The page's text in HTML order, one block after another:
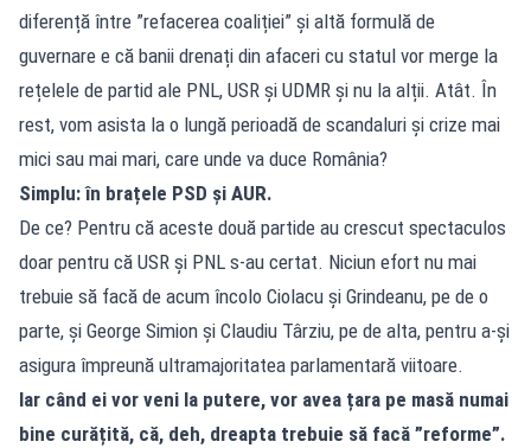
diferență între ”refacerea coaliției” și altă formulă de
guvernare e că banii drenați din afaceri cu statul vor merge la
rețelele de partid ale PNL, USR și UDMR și nu la alții. Atât. În
rest, vom asista la o lungă perioadă de scandaluri și crize mai
mici sau mai mari, care unde va duce România?
Simplu: în brațele PSD și AUR.
De ce? Pentru că aceste două partide au crescut spectaculos
doar pentru că USR și PNL s-au certat. Niciun efort nu mai
trebuie să facă de acum încolo Ciolacu și Grindeanu, pe de o
parte, și George Simion și Claudiu Târziu, pe de alta, pentru a-și
asigura împreună ultramajoritatea parlamentară viitoare.
Iar când ei vor veni la putere, vor avea țara pe masă numai
bine curățită, că, deh, dreapta trebuie să facă ”reforme”.